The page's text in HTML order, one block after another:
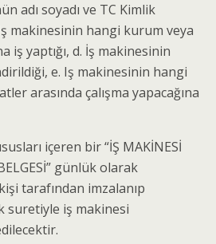
adı soyadı ve TC Kimlik
makinesinin hangi kurum veya
iş yaptığı, d. İş makinesinin
e. Iş makinesinin hangi
arasında çalışma yapacağına
içeren bir “İŞ MAKİNESİ
günlük olarak
tarafından imzalanıp
suretiyle iş makinesi